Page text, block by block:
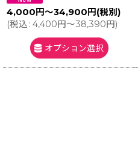
4,000 円～34,900 円 (税別)
(税込: 4,400円～38,390円)
オプション選択